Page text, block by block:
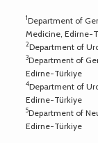
1Department of
Medicine, Edirne-
2Department of
3Department of
Edirne-Türkiye
4Department of
Edirne-Türkiye
5Department of
Edirne-Türkiye